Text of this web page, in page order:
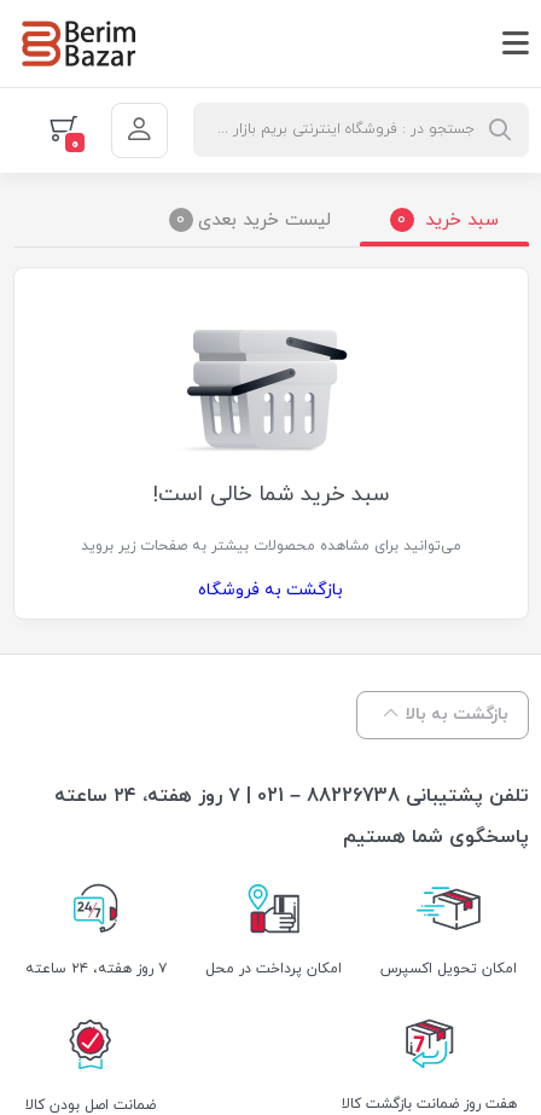
0
سبد خرید 0 لیست خرید بعدی 0
سبد خرید شما خالی است!
می‌توانید برای مشاهده محصولات بیشتر به صفحات زیر بروید
بازگشت به فروشگاه
بازگشت به بالا
تلفن پشتیبانی 88226738 – 021 | ۷ روز هفته، ۲۴ ساعته
پاسخگوی شما هستیم
اﻣﮑﺎن ﺗﺤﻮﯾﻞ اﮐﺴﭙﺮس امکان پرداخت در محل ۷ روز ﻫﻔﺘﻪ، ۲۴ ﺳﺎﻋﺘﻪ
هفت روز ضمانت بازگشت کالا ﺿﻤﺎﻧﺖ اﺻﻞ ﺑﻮدن ﮐﺎﻟﺎ